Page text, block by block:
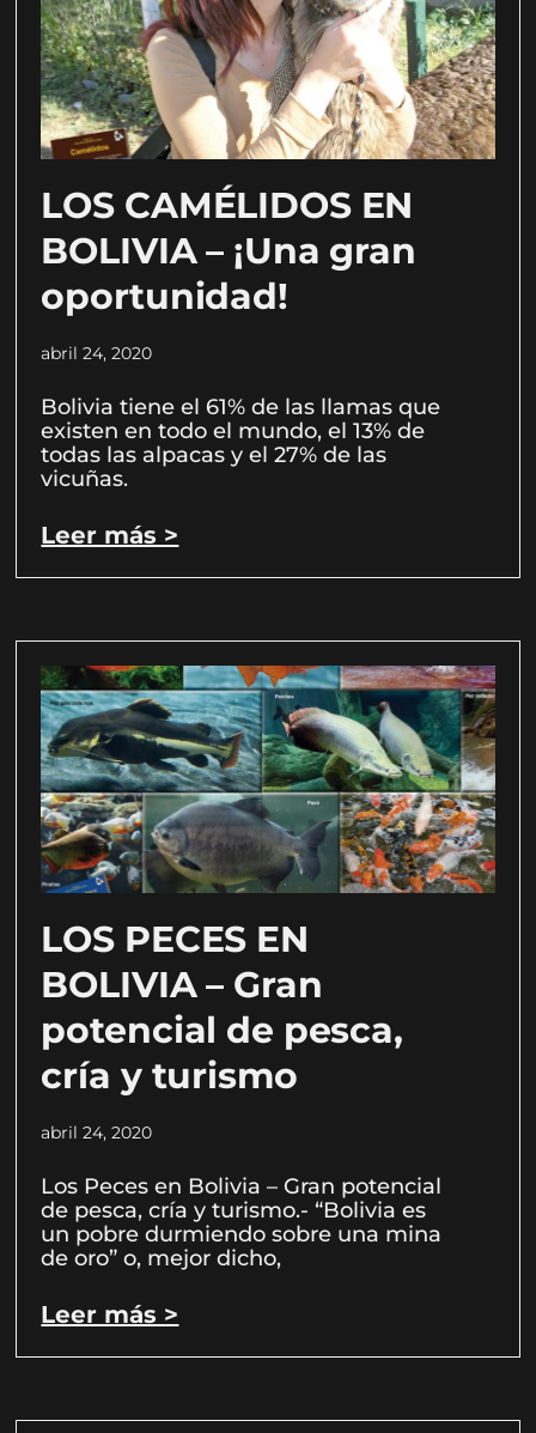
LOS CAMÉLIDOS EN
BOLIVIA – ¡Una gran
oportunidad!
abril 24, 2020
Bolivia tiene el 61% de las llamas que
existen en todo el mundo, el 13% de
todas las alpacas y el 27% de las
vicuñas.
Leer más >
LOS PECES EN
BOLIVIA – Gran
potencial de pesca,
cría y turismo
abril 24, 2020
Los Peces en Bolivia – Gran potencial
de pesca, cría y turismo.- “Bolivia es
un pobre durmiendo sobre una mina
de oro” o, mejor dicho,
Leer más >